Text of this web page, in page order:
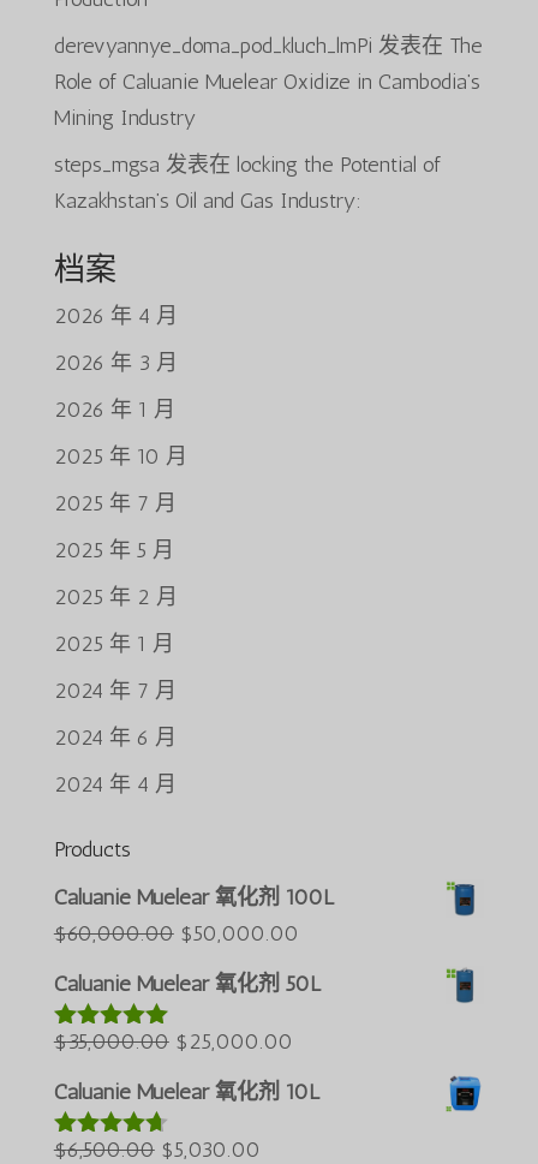
derevyannye_doma_pod_kluch_lmPi 发表在 The
Role of Caluanie Muelear Oxidize in Cambodia’s
Mining Industry
steps_mgsa 发表在 locking the Potential of
Kazakhstan’s Oil and Gas Industry:
档案
2026 年 4 月
2026 年 3 月
2026 年 1 月
2025 年 10 月
2025 年 7 月
2025 年 5 月
2025 年 2 月
2025 年 1 月
2024 年 7 月
2024 年 6 月
2024 年 4 月
Products
Caluanie Muelear 氧化剂 100L
$60,000.00 原
价
$60,000.00。
$50,000.00
前
为：
Caluanie Muelear 氧化剂 50L
评分5.00
$35,000.00 原
价
$35,000.00。
$25,000.00
前
Caluanie Muelear 氧化剂 10L
评分4.60
$6,500.00 原
$5,030.00
Bahasa Melayu
Português do Brasil